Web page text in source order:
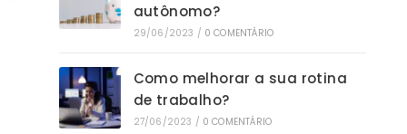
autônomo?
29/06/2023 / 0 COMENTÁRIO
Como melhorar a sua rotina
de trabalho?
27/06/2023 / 0 COMENTÁRIO